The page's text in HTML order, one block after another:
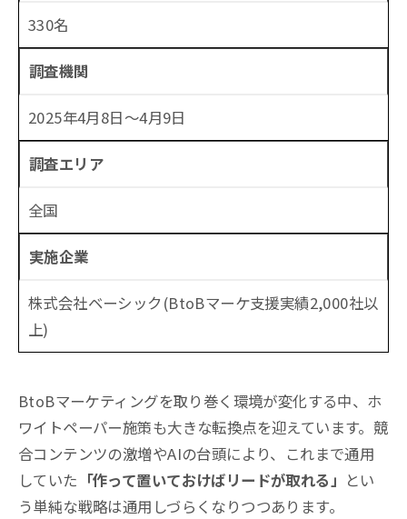
330名
調査機関
2025年4月8日〜4月9日
調査エリア
全国
実施企業
株式会社ベーシック(BtoBマーケ支援実績2,000社以
上)
BtoBマーケティングを取り巻く環境が変化する中、ホ
ワイトペーパー施策も大きな転換点を迎えています。競
合コンテンツの激増やAIの台頭により、これまで通用
していた 「作って置いておけばリードが取れる」 とい
う単純な戦略は通用しづらくなりつつあります。